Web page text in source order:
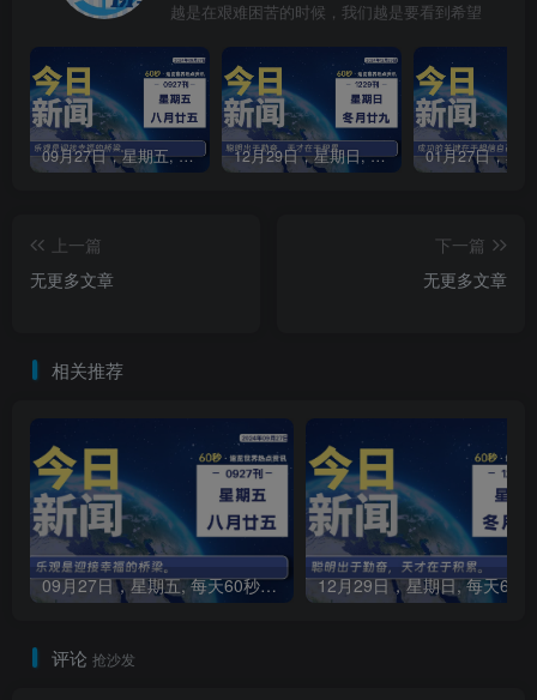
越是在艰难困苦的时候，我们越是要看到希望
09月27日，星期五, 每天60秒读懂全世界！ 12月29日，星期日, 每天60秒读懂全世界！
上一篇
无更多文章
下一篇
无更多文章
相关推荐
09月27日，星期五, 每天60秒读懂全世界！
评论 抢沙发